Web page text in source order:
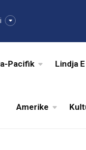
Pacifik Lindja
Amerike